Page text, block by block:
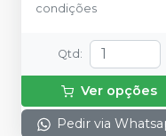
condições
Qtd :
Ver opções
Pedir via